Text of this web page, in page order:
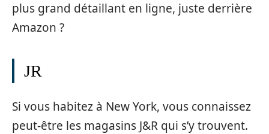
plus grand détaillant en ligne, juste derrière
Amazon ?
JR
Si vous habitez à New York, vous connaissez
peut-être les magasins J&R qui s’y trouvent.